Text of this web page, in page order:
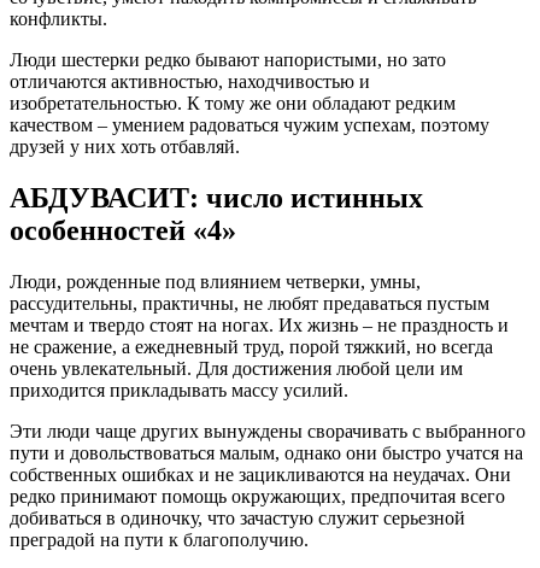
конфликты.
Люди шестерки редко бывают напористыми, но зато
отличаются активностью, находчивостью и
изобретательностью. К тому же они обладают редким
качеством – умением радоваться чужим успехам, поэтому
друзей у них хоть отбавляй.
АБДУВАСИТ: число истинных
особенностей «4»
Люди, рожденные под влиянием четверки, умны,
рассудительны, практичны, не любят предаваться пустым
мечтам и твердо стоят на ногах. Их жизнь – не праздность и
не сражение, а ежедневный труд, порой тяжкий, но всегда
очень увлекательный. Для достижения любой цели им
приходится прикладывать массу усилий.
Эти люди чаще других вынуждены сворачивать с выбранного
пути и довольствоваться малым, однако они быстро учатся на
собственных ошибках и не зацикливаются на неудачах. Они
редко принимают помощь окружающих, предпочитая всего
добиваться в одиночку, что зачастую служит серьезной
преградой на пути к благополучию.